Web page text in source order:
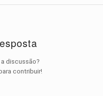
discussão?
contribuir!